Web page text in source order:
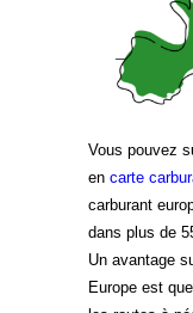
Vous pouvez
en carte
carburant
dans plus de
Un avantage
Europe est